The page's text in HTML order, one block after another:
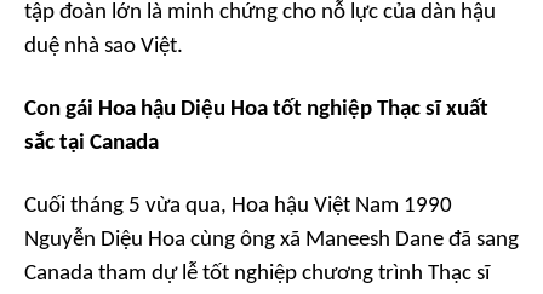
tập đoàn lớn là minh chứng cho nỗ lực của dàn hậu
duệ nhà sao Việt.
Con gái Hoa hậu Diệu Hoa tốt nghiệp Thạc sĩ xuất
sắc tại Canada
Cuối tháng 5 vừa qua, Hoa hậu Việt Nam 1990
Nguyễn Diệu Hoa cùng ông xã Maneesh Dane đã sang
Canada tham dự lễ tốt nghiệp chương trình Thạc sĩ